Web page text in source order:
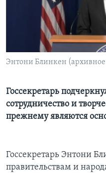
Learning English
СОЦИАЛЬНЫЕ СЕТИ
Языки
Энтони Блинкен (архивное
Госсекретарь
сотрудничество и
прежнему являются
Госсекретарь Энтони
правительствам и